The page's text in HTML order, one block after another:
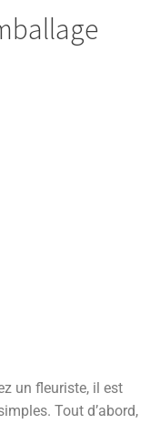
un fleuriste, il est
Tout d’abord,